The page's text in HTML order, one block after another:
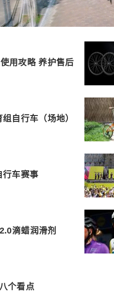
用攻略 养护售后
自行车（场地）
行车赛事
滴蜡润滑剂
个看点